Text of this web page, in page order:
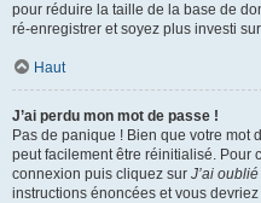
pour réduire la taille de la base de
ré-enregistrer et soyez plus investi
Haut
J’ai perdu mon mot de passe !
Pas de panique ! Bien que votre mot
peut facilement être réinitialisé. Pour
connexion puis cliquez sur J’ai
instructions énoncées et vous